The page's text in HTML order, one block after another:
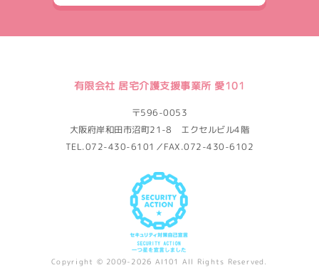
有限会社 居宅介護支援事業所 愛101
〒596-0053
大阪府岸和田市沼町21-8 エクセルビル4階
TEL.072-430-6101／FAX.072-430-6102
Copyright © 2009-2026 AI101 All Rights Reserved.